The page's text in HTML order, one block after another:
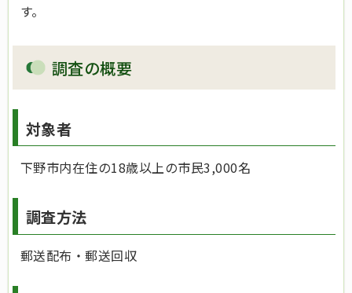
す。
調査の概要
対象者
下野市内在住の18歳以上の市民3,000名
調査方法
郵送配布・郵送回収